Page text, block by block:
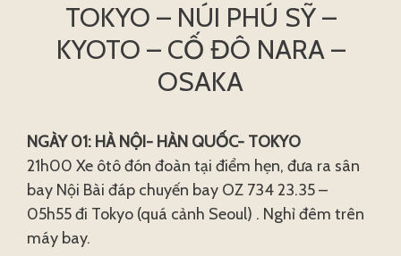
TOKYO – NÚI PHÚ SỸ –
KYOTO – CỐ ĐÔ NARA –
OSAKA
NGÀY 01: HÀ NỘI- HÀN QUỐC- TOKYO
21h00 Xe ôtô đón đoàn tại điểm hẹn, đưa ra sân
bay Nội Bài đáp chuyến bay OZ 734 23.35 –
05h55 đi Tokyo (quá cảnh Seoul) . Nghỉ đêm trên
máy bay.